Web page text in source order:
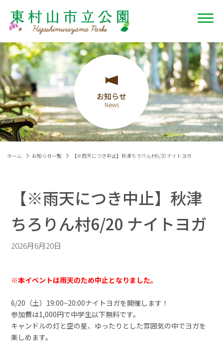
お知らせ
ホーム お知らせ一覧 【※雨天につき中止】秋津ちろりん村6/20 ナイトヨガ
【※雨天につき中止】秋津
ちろりん村6/20 ナイトヨガ
2026月6月20日
※本イベントは雨天のため中止となりました。
6/20（土）19:00~20:00ナイトヨガを開催します！
参加費は1,000円で中学生以下無料です。
キャンドルの灯と空の星、ゆったりとした雰囲気の中でヨガを
楽しめます。